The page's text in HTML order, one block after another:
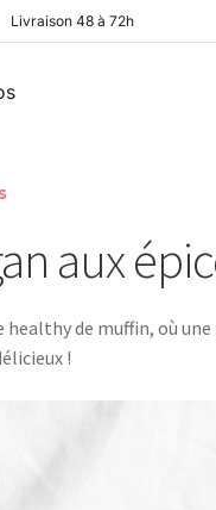
Livraison 48 à 72h
aux
de muffin, où
!